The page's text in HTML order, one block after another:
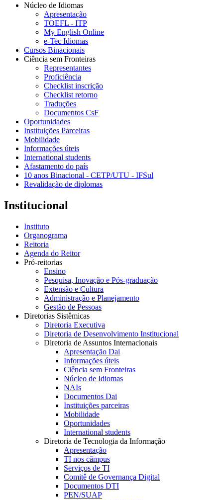
Núcleo de Idiomas
Apresentação
TOEFL - ITP
My English Online
e-Tec Idiomas
Cursos Binacionais
Ciência sem Fronteiras
Representantes
Proficiência
Checklist inscrição
Checklist retorno
Traduções
Documentos CsF
Oportunidades
Instituições Parceiras
Mobilidade
Informações úteis
International students
Afastamento do país
10 anos Binacional - CETP/UTU - IFSul
Revalidação de diplomas
Institucional
Instituto
Organograma
Reitoria
Agenda do Reitor
Pró-reitorias
Ensino
Pesquisa, Inovação e Pós-graduação
Extensão e Cultura
Administração e Planejamento
Gestão de Pessoas
Diretorias Sistêmicas
Diretoria Executiva
Diretoria de Desenvolvimento Institucional
Diretoria de Assuntos Internacionais
Apresentação Dai
Informações úteis
Ciência sem Fronteiras
Núcleo de Idiomas
NAIs
Documentos Dai
Instituições parceiras
Mobilidade
Oportunidades
International students
Diretoria de Tecnologia da Informação
Apresentação
TI nos câmpus
Serviços de TI
Comitê de Governança Digital
Documentos DTI
PEN/SUAP